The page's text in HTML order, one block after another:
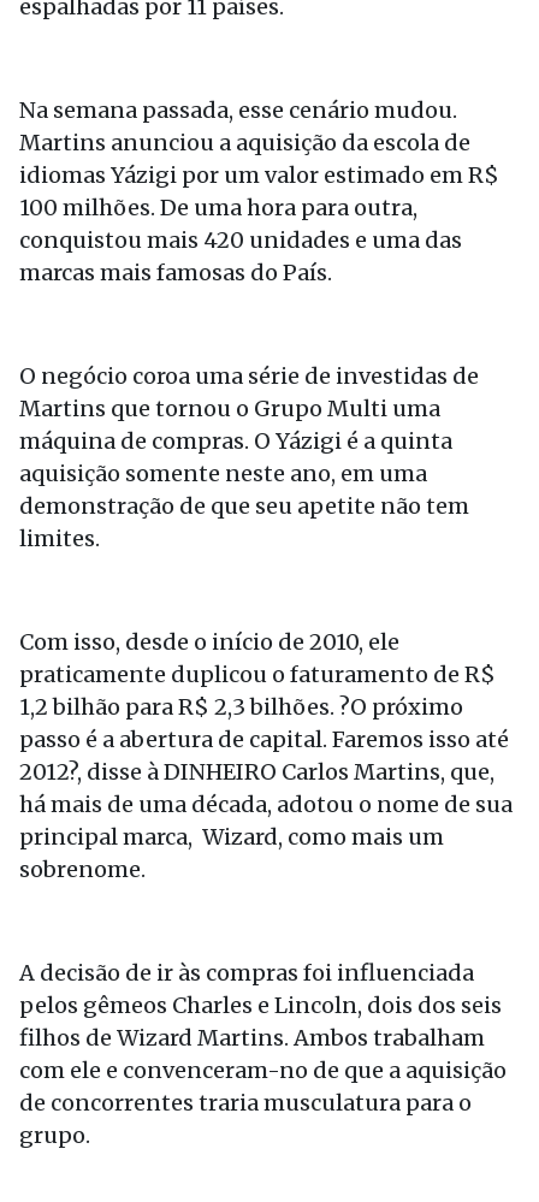
espalhadas por 11 países.
Na semana passada, esse cenário mudou.
Martins anunciou a aquisição da escola de
idiomas Yázigi por um valor estimado em R$
100 milhões. De uma hora para outra,
conquistou mais 420 unidades e uma das
marcas mais famosas do País.
O negócio coroa uma série de investidas de
Martins que tornou o Grupo Multi uma
máquina de compras. O Yázigi é a quinta
aquisição somente neste ano, em uma
demonstração de que seu apetite não tem
limites.
Com isso, desde o início de 2010, ele
praticamente duplicou o faturamento de R$
1,2 bilhão para R$ 2,3 bilhões. ?O próximo
passo é a abertura de capital. Faremos isso até
2012?, disse à DINHEIRO Carlos Martins, que,
há mais de uma década, adotou o nome de sua
principal marca, Wizard, como mais um
sobrenome.
A decisão de ir às compras foi influenciada
pelos gêmeos Charles e Lincoln, dois dos seis
filhos de Wizard Martins. Ambos trabalham
com ele e convenceram-no de que a aquisição
de concorrentes traria musculatura para o
grupo.